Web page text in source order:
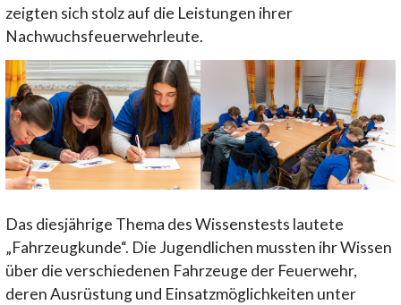
zeigten sich stolz auf die Leistungen ihrer
Nachwuchsfeuerwehrleute.
Das diesjährige Thema des Wissenstests lautete
„Fahrzeugkunde“. Die Jugendlichen mussten ihr Wissen
über die verschiedenen Fahrzeuge der Feuerwehr,
deren Ausrüstung und Einsatzmöglichkeiten unter